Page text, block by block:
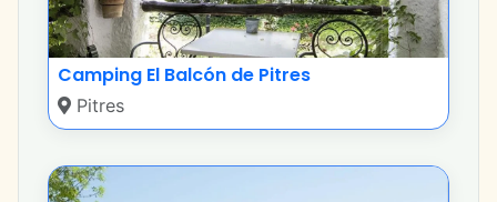
Camping El Balcón de Pitres
Pitres